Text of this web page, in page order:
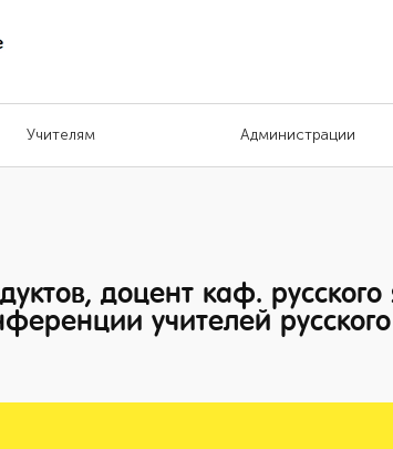
Учителям Администрации
доцент каф.
учителей